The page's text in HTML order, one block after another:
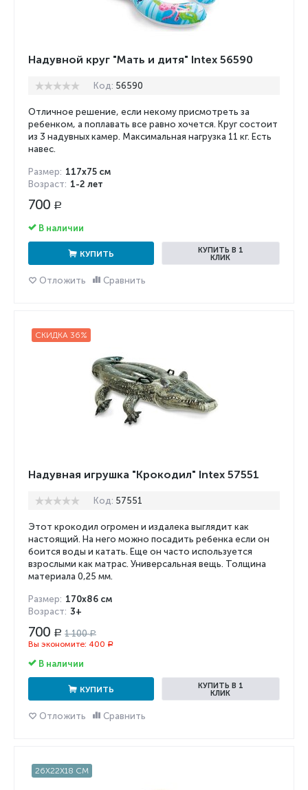
Надувной круг "Мать и дитя" Intex 56590
Код: 56590
Отличное решение, если некому присмотреть за
ребенком, а поплавать все равно хочется. Круг состоит
из 3 надувных камер. Максимальная нагрузка 11 кг. Есть
навес.
Размер: 117x75 см
Возраст: 1-2 лет
700 Р
В наличии
КУПИТЬ
КУПИТЬ В 1
КЛИК
Отложить Сравнить
СКИДКА 36%
Надувная игрушка "Крокодил" Intex 57551
Код: 57551
Этот крокодил огромен и издалека выглядит как
настоящий. На него можно посадить ребенка если он
боится воды и катать. Еще он часто используется
взрослыми как матрас. Универсальная вещь. Толщина
материала 0,25 мм.
Размер: 170х86 см
Возраст: 3+
700 Р 1 100 Р
Вы экономите: 400 Р
В наличии
КУПИТЬ
КУПИТЬ В 1
КЛИК
Отложить Сравнить
26X22X18 СМ